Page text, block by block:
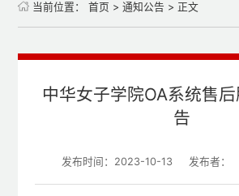
当前位置： 首页 > 通知公告 > 正文
中华女子学院OA系统售
告
发布时间：2023-10-13 发布者：